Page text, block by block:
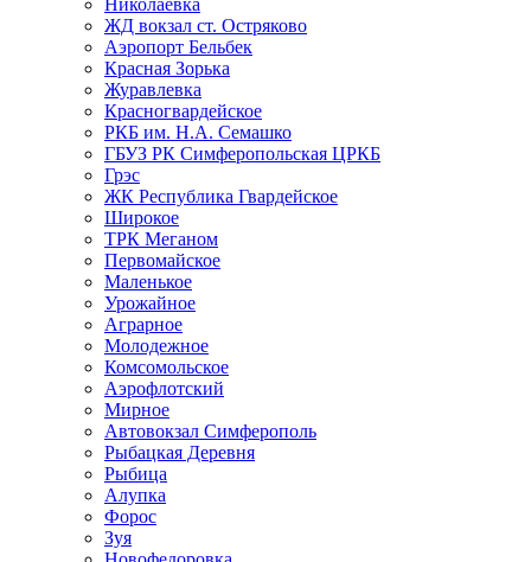
Николаевка
ЖД вокзал ст. Остряково
Аэропорт Бельбек
Красная Зорька
Журавлевка
Красногвардейское
РКБ им. Н.А. Семашко
ГБУЗ РК Симферопольская ЦРКБ
Грэс
ЖК Республика Гвардейское
Широкое
ТРК Меганом
Первомайское
Маленькое
Урожайное
Аграрное
Молодежное
Комсомольское
Аэрофлотский
Мирное
Автовокзал Симферополь
Рыбацкая Деревня
Рыбица
Алупка
Форос
Зуя